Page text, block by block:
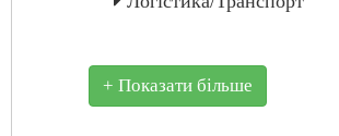
+ Показати більше